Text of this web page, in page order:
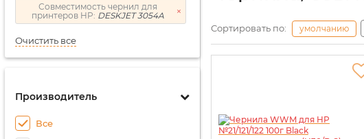
Совместимость чернил для
принтеров HP: DESKJET 3054A
Очистить все
Производитель
Все
Сортировать по: умолчанию